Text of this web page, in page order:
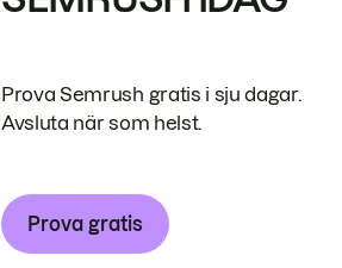
Prova Semrush gratis i sju dagar.
Avsluta när som helst.
Prova gratis